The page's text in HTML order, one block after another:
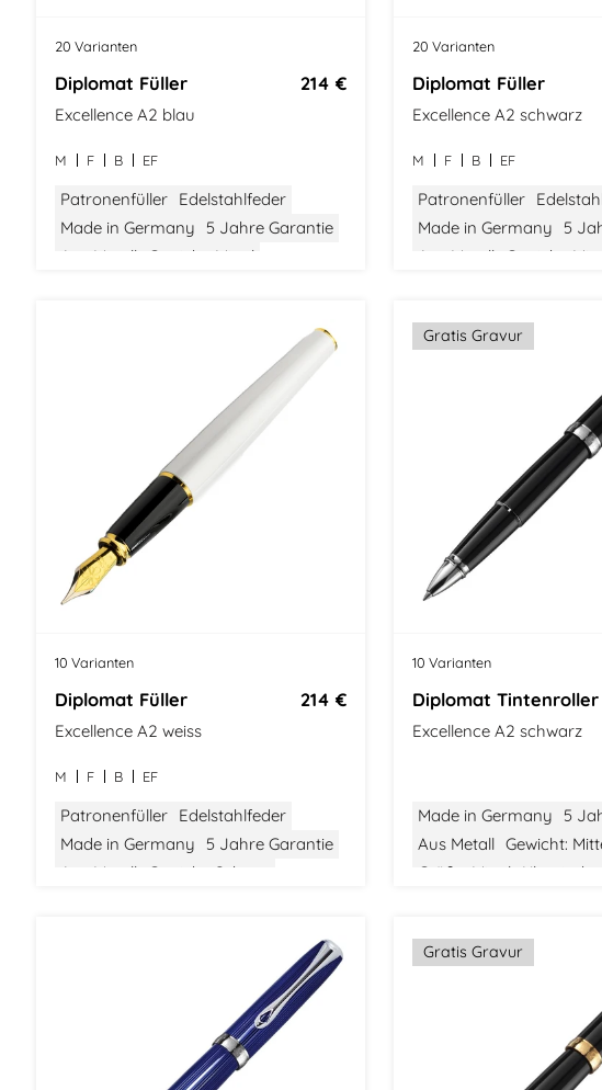
20 Varianten
Diplomat Füller 214 €
Excellence A2 blau
M F B EF
Patronenfüller Edelstahlfeder
Made in Germany
5 Jahre Garantie
Aus Metall
Gewicht: Mittel
20 Varianten
Diplomat Füller
Excellence A2 schwarz
M F B EF
Patronenfüller
Made in Germany
5
Aus Metall
Gewicht:
10 Varianten
Diplomat Füller 214 €
Excellence A2 weiss
M F B EF
Patronenfüller Edelstahlfeder
Made in Germany
5 Jahre Garantie
Aus Metall
Gewicht: Schwer
Gratis Gravur
10 Varianten
Diplomat Tintenroller
Excellence A2 schwarz
Made in Germany
5
Aus Metall Gewicht:
Größe: Mittel
Gratis Gravur